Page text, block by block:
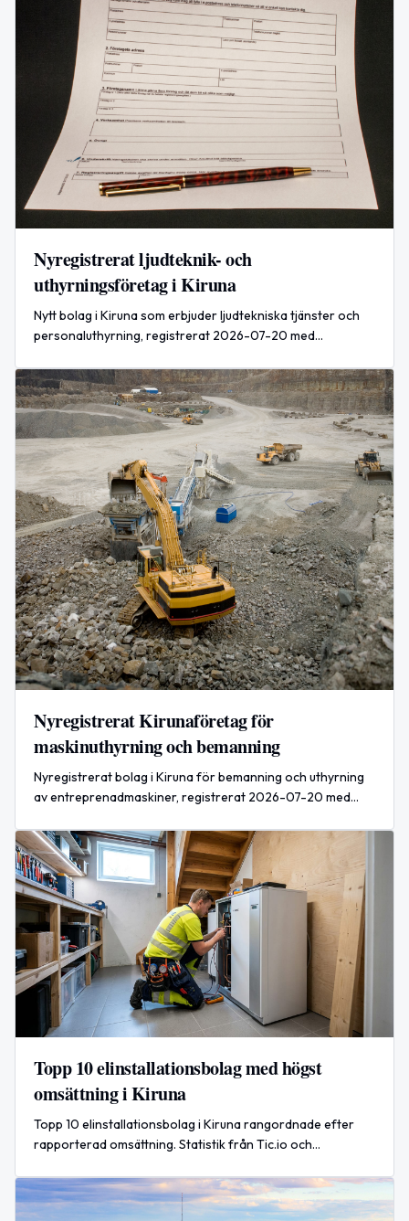
Nyregistrerat ljudteknik- och
uthyrningsföretag i Kiruna
Nytt bolag i Kiruna som erbjuder ljudtekniska tjänster och
personaluthyrning, registrerat 2026-07-20 med
Nyregistrerat Kirunaföretag för
maskinuthyrning och bemanning
Nyregistrerat bolag i Kiruna för bemanning och uthyrning
av entreprenadmaskiner, registrerat 2026-07-20 med
Topp 10 elinstallationsbolag med högst
omsättning i Kiruna
Topp 10 elinstallationsbolag i Kiruna rangordnade efter
rapporterad omsättning. Statistik från Tic.io och